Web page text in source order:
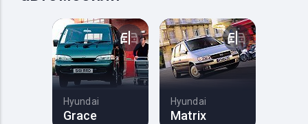
Hyundai
Grace
Hyundai
Matrix